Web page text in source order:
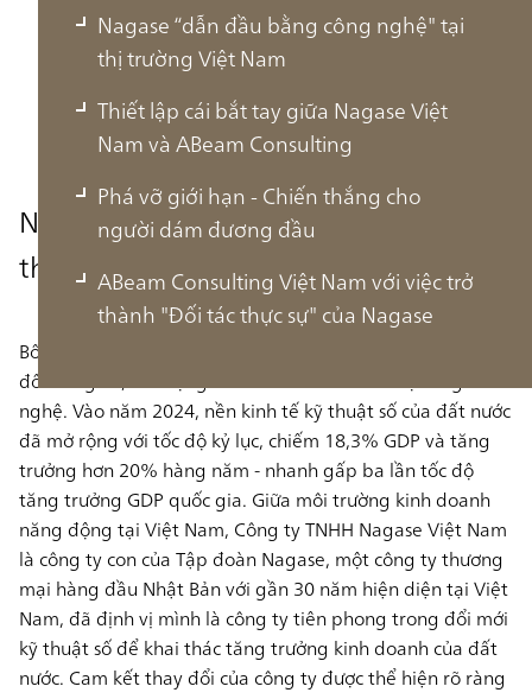
Nagase “dẫn đầu bằng công nghệ" tại
thị trường Việt Nam
Thiết lập cái bắt tay giữa Nagase Việt
Nam và ABeam Consulting
Phá vỡ giới hạn - Chiến thắng cho
người dám đương đầu
ABeam Consulting Việt Nam với việc trở
thành "Đối tác thực sự" của Nagase
Nagase “dẫn đầu bằng công nghệ" tại
thị trường Việt Nam
Bối cảnh kinh tế Việt Nam đang trải qua một sự chuyển
đổi đáng kể, với trọng tâm là số hóa và tiến bộ công
nghệ. Vào năm 2024, nền kinh tế kỹ thuật số của đất nước
đã mở rộng với tốc độ kỷ lục, chiếm 18,3% GDP và tăng
trưởng hơn 20% hàng năm - nhanh gấp ba lần tốc độ
tăng trưởng GDP quốc gia. Giữa môi trường kinh doanh
năng động tại Việt Nam, Công ty TNHH Nagase Việt Nam
là công ty con của Tập đoàn Nagase, một công ty thương
mại hàng đầu Nhật Bản với gần 30 năm hiện diện tại Việt
Nam, đã định vị mình là công ty tiên phong trong đổi mới
kỹ thuật số để khai thác tăng trưởng kinh doanh của đất
nước. Cam kết thay đổi của công ty được thể hiện rõ ràng